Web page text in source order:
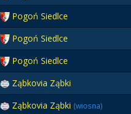
Pogoń Siedlce
Pogoń Siedlce
Pogoń Siedlce
Ząbkovia Ząbki
Ząbkovia Ząbki (wiosna)